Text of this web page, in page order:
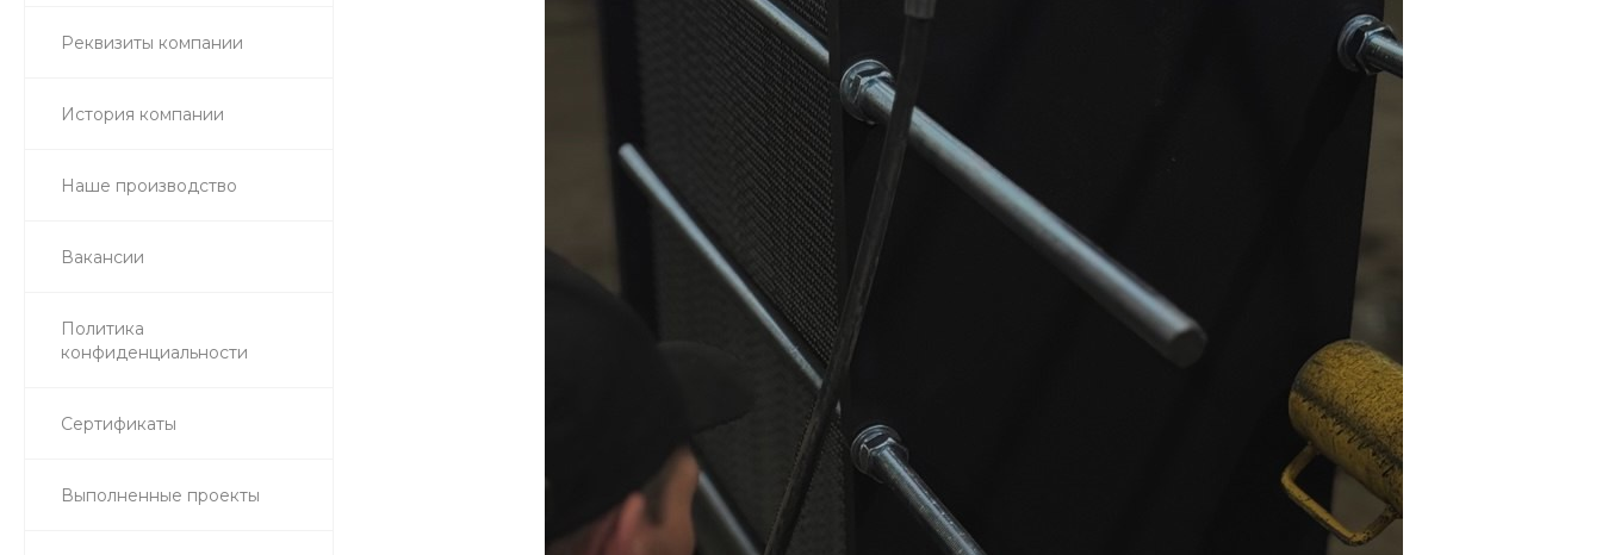
Реквизиты компании
История компании
Наше производство
Вакансии
Политика
конфиденциальности
Сертификаты
Выполненные проекты